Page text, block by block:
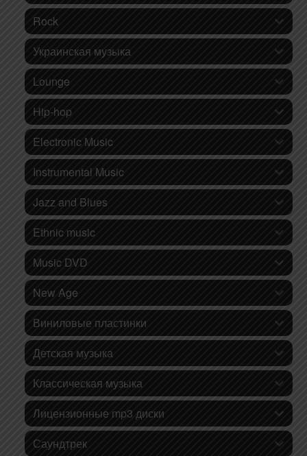
Rock
Украинская музыка
Lounge
Hip-hop
Electronic Music
Instrumental Music
Jazz and Blues
Ethnic music
Music DVD
New Age
Виниловые пластинки
Детская музыка
Классическая музыка
Лицензионные mp3 диски
Саундтрек